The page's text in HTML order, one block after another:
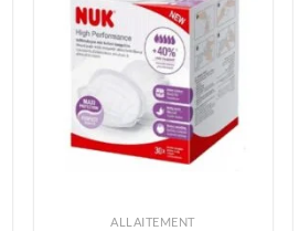
ALLAITEMENT